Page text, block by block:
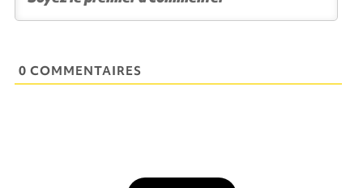
0 COMMENTAIRES